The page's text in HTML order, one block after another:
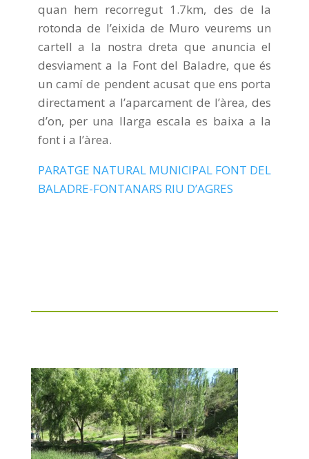
quan hem recorregut 1.7km, des de la
rotonda de l’eixida de Muro veurems un
cartell a la nostra dreta que anuncia el
desviament a la Font del Baladre, que és
un camí de pendent acusat que ens porta
directament a l’aparcament de l’àrea, des
d’on, per una llarga escala es baixa a la
font i a l’àrea.
PARATGE NATURAL MUNICIPAL FONT DEL
BALADRE-FONTANARS RIU D’AGRES